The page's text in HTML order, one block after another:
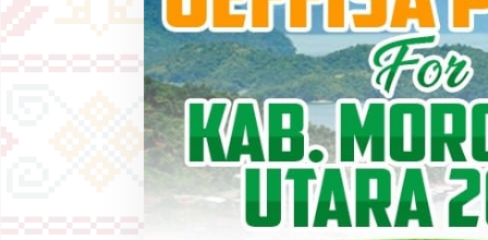
K
o
m
i
m
e
n